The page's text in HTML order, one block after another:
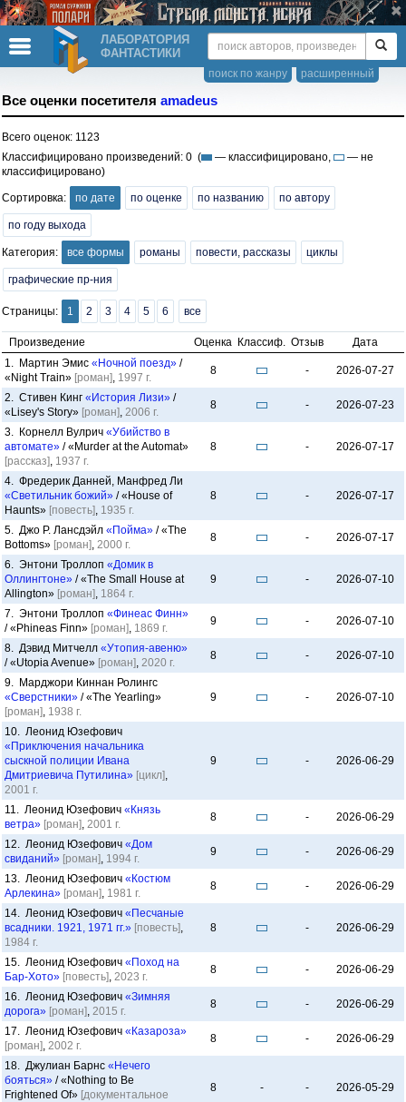
ЛАБОРАТОРИЯ
ФАНТАСТИКИ
расширенный
поиск по жанру
Все оценки посетителя amadeus
Всего оценок: 1123
Классифицировано произведений: 0 (
— классифицировано,
— не
классифицировано)
Сортировка: по дате по оценке по названию по автору
по году выхода
Категория: все формы романы повести, рассказы циклы
графические пр-ния
Страницы: 1 2 3 4 5 6 все
Произведение Оценка Классиф. Отзыв
Дата
1. Мартин Эмис «Ночной поезд» /
«Night Train» [роман], 1997 г.
8 - 2026-07-27
2. Стивен Кинг «История Лизи» /
«Lisey's Story» [роман], 2006 г.
8 - 2026-07-23
3. Корнелл Вулрич «Убийство в
автомате» / «Murder at the Automat»
[рассказ], 1937 г.
8 - 2026-07-17
4. Фредерик Данней, Манфред Ли
«Светильник божий» / «House of
Haunts» [повесть], 1935 г.
8 - 2026-07-17
5. Джо Р. Лансдэйл «Пойма» / «The
Bottoms» [роман], 2000 г.
8 - 2026-07-17
6. Энтони Троллоп «Домик в
Оллингтоне» / «The Small House at
Allington» [роман], 1864 г.
9 - 2026-07-10
7. Энтони Троллоп «Финеас Финн»
/ «Phineas Finn» [роман], 1869 г.
9 - 2026-07-10
8. Дэвид Митчелл «Утопия-авеню»
/ «Utopia Avenue» [роман], 2020 г.
8 - 2026-07-10
9. Марджори Киннан Ролингс
«Сверстники» / «The Yearling»
[роман], 1938 г.
9 - 2026-07-10
10. Леонид Юзефович
«Приключения начальника
сыскной полиции Ивана
Дмитриевича Путилина» [цикл],
2001 г.
9 - 2026-06-29
11. Леонид Юзефович «Князь
ветра» [роман], 2001 г.
8 - 2026-06-29
12. Леонид Юзефович «Дом
свиданий» [роман], 1994 г.
9 - 2026-06-29
13. Леонид Юзефович «Костюм
Арлекина» [роман], 1981 г.
8 - 2026-06-29
14. Леонид Юзефович «Песчаные
всадники. 1921, 1971 гг.» [повесть],
1984 г.
8 - 2026-06-29
15. Леонид Юзефович «Поход на
Бар-Хото» [повесть], 2023 г.
8 - 2026-06-29
16. Леонид Юзефович «Зимняя
дорога» [роман], 2015 г.
8 - 2026-06-29
17. Леонид Юзефович «Казароза»
[роман], 2002 г.
8 - 2026-06-29
18. Джулиан Барнс «Нечего
бояться» / «Nothing to Be
Frightened Of» [документальное
8 - - 2026-05-29